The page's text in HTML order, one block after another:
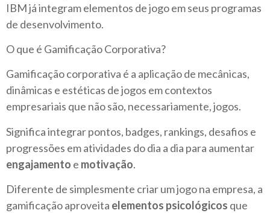
IBM já integram elementos de jogo em seus programas
de desenvolvimento.
O que é Gamificação Corporativa?
Gamificação corporativa é a aplicação de mecânicas,
dinâmicas e estéticas de jogos em contextos
empresariais que não são, necessariamente, jogos.
Significa integrar pontos, badges, rankings, desafios e
progressões em atividades do dia a dia para aumentar
engajamento e motivação.
Diferente de simplesmente criar um jogo na empresa, a
gamificação aproveita elementos psicológicos que